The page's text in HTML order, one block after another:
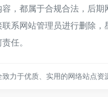
，都属于合规合法，后期
系网站管理员进行删除，
任。
力于优质、实用的网络站点资